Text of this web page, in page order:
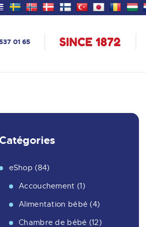
01 65
eShop (84)
Accouchement (1)
Alimentation bébé (4)
Chambre de bébé (12)